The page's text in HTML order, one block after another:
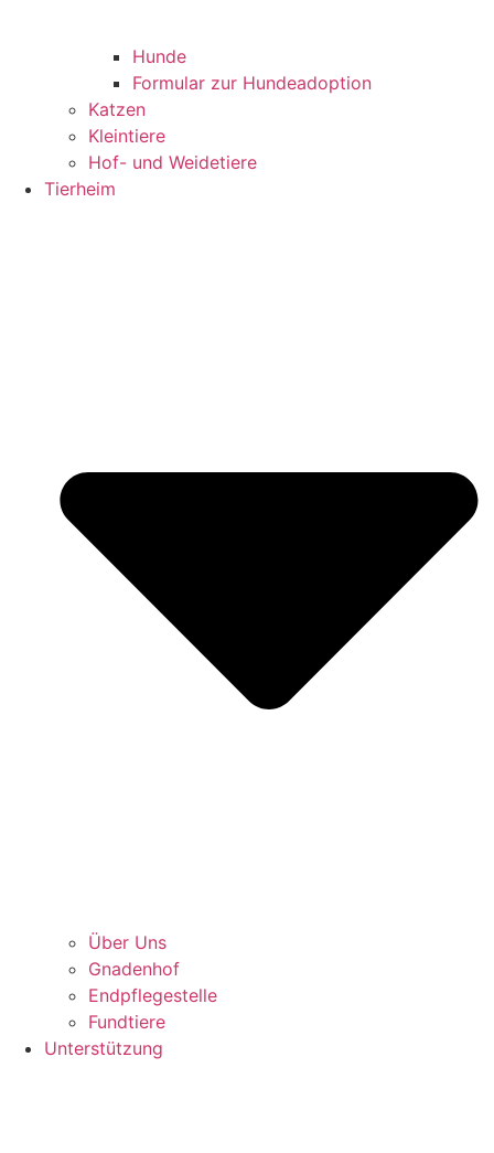
Hunde
Formular zur Hundeadoption
Katzen
Kleintiere
Hof- und Weidetiere
Tierheim
Über Uns
Gnadenhof
Endpflegestelle
Fundtiere
Unterstützung